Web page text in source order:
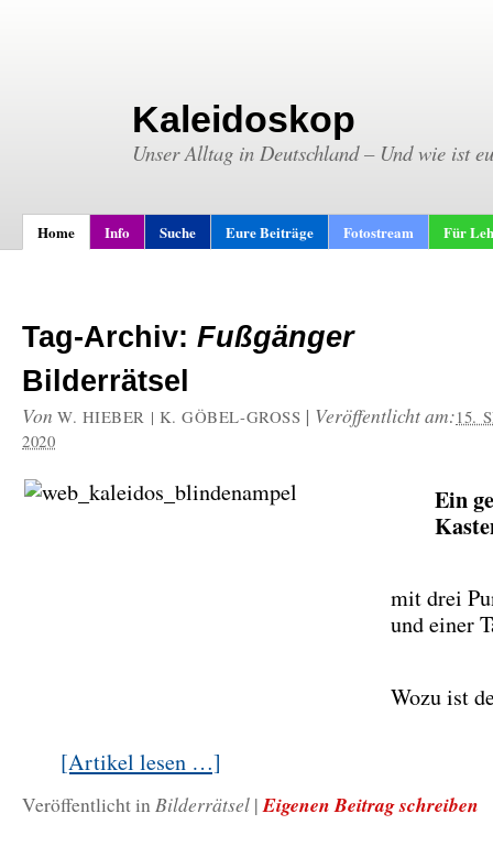
Kaleidoskop
Unser Alltag in Deutschland – Und wie ist
Home Info Suche Eure Beiträge Fotostream Für
Tag-Archiv: Fußgänger
Bilderrätsel
Von W. HIEBER | K. GÖBEL-GROSS | Veröffentlicht am:15.
2020
Ein
mit drei
und einer
Wozu ist
[Artikel lesen …]
Veröffentlicht inBilderrätsel | Eigenen Beitrag schreiben